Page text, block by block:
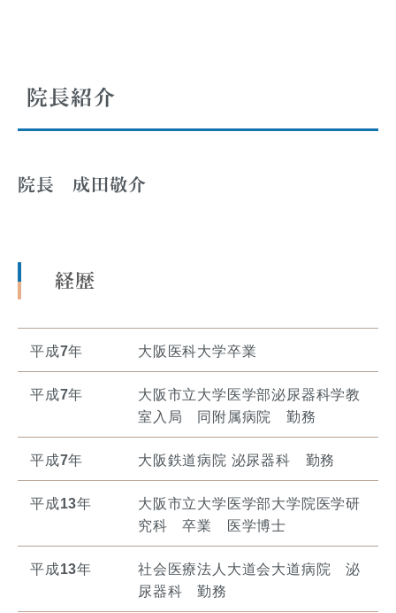
院長紹介
院長 成田敬介
経歴
平成7年 大阪医科大学卒業
平成7年
大阪市立大学医学部泌尿器科学教
室入局 同附属病院 勤務
平成7年 大阪鉄道病院 泌尿器科 勤務
平成13年
大阪市立大学医学部大学院医学研
究科 卒業 医学博士
平成13年
社会医療法人大道会大道病院 泌
尿器科 勤務